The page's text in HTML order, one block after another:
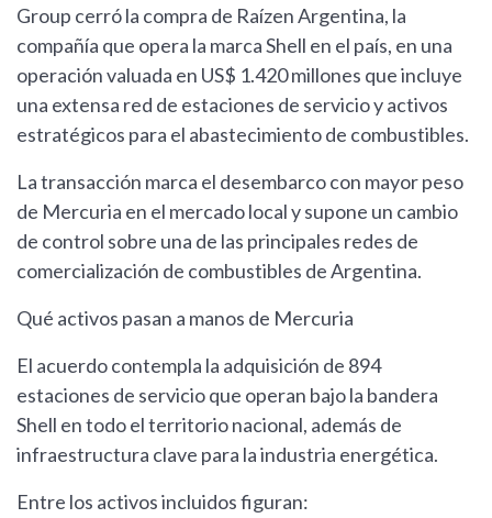
Group cerró la compra de Raízen Argentina, la
compañía que opera la marca Shell en el país, en una
operación valuada en US$ 1.420 millones que incluye
una extensa red de estaciones de servicio y activos
estratégicos para el abastecimiento de combustibles.
La transacción marca el desembarco con mayor peso
de Mercuria en el mercado local y supone un cambio
de control sobre una de las principales redes de
comercialización de combustibles de Argentina.
Qué activos pasan a manos de Mercuria
El acuerdo contempla la adquisición de 894
estaciones de servicio que operan bajo la bandera
Shell en todo el territorio nacional, además de
infraestructura clave para la industria energética.
Entre los activos incluidos figuran: